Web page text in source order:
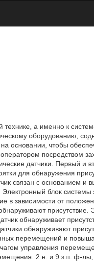
технике, а именно к
оборудованию,
основании, чтобы
посредством
датчики. Первый и
для обнаружения
связан с основанием
блок системы
в зависимости от
обнаруживает
обнаруживают
перемещений и
управления
2 н. и 9 з.п. ф-лы,